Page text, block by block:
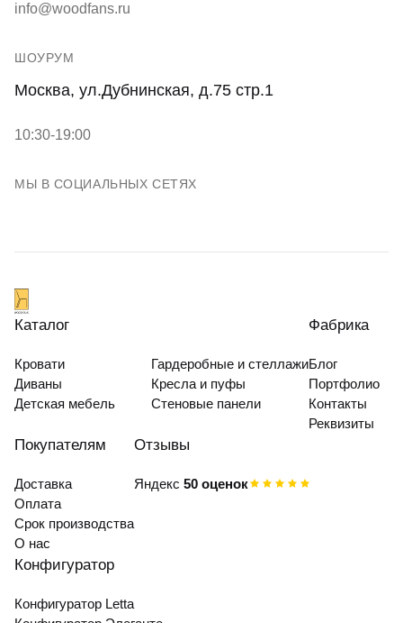
info@woodfans.ru
ШОУРУМ
Москва, ул.Дубнинская, д.75 стр.1
10:30-19:00
МЫ В СОЦИАЛЬНЫХ СЕТЯХ
Каталог
Кровати
Диваны
Детская мебель
Гардеробные и стеллажи
Кресла и пуфы
Стеновые панели
Фабрика
Блог
Портфолио
Контакты
Реквизиты
Покупателям
Доставка
Оплата
Срок производства
О нас
Отзывы
Яндекс 50 оценок
Конфигуратор
Конфигуратор Letta